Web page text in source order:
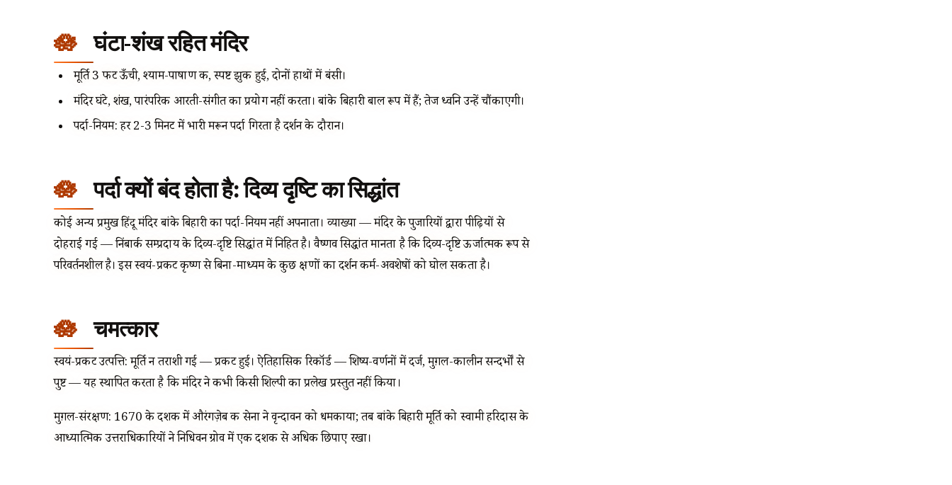
घंटा-शंख रहित मंदिर
मूर्ति 3 फीट ऊँची, श्याम-पाषाण की, स्पष्ट झुकी हुई, दोनों हाथों में बंसी।
मंदिर घंटे, शंख, पारंपरिक आरती-संगीत का प्रयोग नहीं करता। बांके बिहारी बाल रूप में हैं; तेज ध्वनि उन्हें चौंकाएगी।
पर्दा-नियम: हर 2-3 मिनट में भारी मरून पर्दा गिरता है दर्शन के दौरान।
पर्दा क्यों बंद होता है: दिव्य दृष्टि का सिद्धांत
कोई अन्य प्रमुख हिंदू मंदिर बांके बिहारी का पर्दा-नियम नहीं अपनाता। व्याख्या — मंदिर के पुजारियों द्वारा पीढ़ियों से
दोहराई गई — निंबार्क सम्प्रदाय के दिव्य-दृष्टि सिद्धांत में निहित है। वैष्णव सिद्धांत मानता है कि दिव्य-दृष्टि ऊर्जात्मक रूप से
परिवर्तनशील है। इस स्वयं-प्रकट कृष्ण से बिना-माध्यम के कुछ क्षणों का दर्शन कर्म-अवशेषों को घोल सकता है।
चमत्कार
स्वयं-प्रकट उत्पत्ति: मूर्ति न तराशी गई — प्रकट हुई। ऐतिहासिक रिकॉर्ड — शिष्य-वर्णनों में दर्ज, मुग़ल-कालीन सन्दर्भों से
पुष्ट — यह स्थापित करता है कि मंदिर ने कभी किसी शिल्पी का प्रलेख प्रस्तुत नहीं किया।
मुग़ल-संरक्षण: 1670 के दशक में औरंगज़ेब की सेना ने वृन्दावन को धमकाया; तब बांके बिहारी मूर्ति को स्वामी हरिदास के
आध्यात्मिक उत्तराधिकारियों ने निधिवन ग्रोव में एक दशक से अधिक छिपाए रखा।